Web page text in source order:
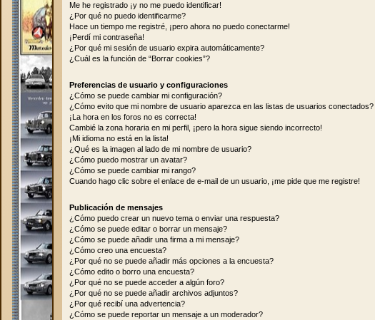
Me he registrado ¡y no me puedo identificar!
¿Por qué no puedo identificarme?
Hace un tiempo me registré, ¡pero ahora no puedo conectarme!
¡Perdí mi contraseña!
¿Por qué mi sesión de usuario expira automáticamente?
¿Cuál es la función de “Borrar cookies”?
Preferencias de usuario y configuraciones
¿Cómo se puede cambiar mi configuración?
¿Cómo evito que mi nombre de usuario aparezca en las listas de usuarios conectados?
¡La hora en los foros no es correcta!
Cambié la zona horaria en mi perfil, ¡pero la hora sigue siendo incorrecto!
¡Mi idioma no está en la lista!
¿Qué es la imagen al lado de mi nombre de usuario?
¿Cómo puedo mostrar un avatar?
¿Cómo se puede cambiar mi rango?
Cuando hago clic sobre el enlace de e-mail de un usuario, ¡me pide que me registre!
Publicación de mensajes
¿Cómo puedo crear un nuevo tema o enviar una respuesta?
¿Cómo se puede editar o borrar un mensaje?
¿Cómo se puede añadir una firma a mi mensaje?
¿Cómo creo una encuesta?
¿Por qué no se puede añadir más opciones a la encuesta?
¿Cómo edito o borro una encuesta?
¿Por qué no se puede acceder a algún foro?
¿Por qué no se puede añadir archivos adjuntos?
¿Por qué recibí una advertencia?
¿Cómo se puede reportar un mensaje a un moderador?